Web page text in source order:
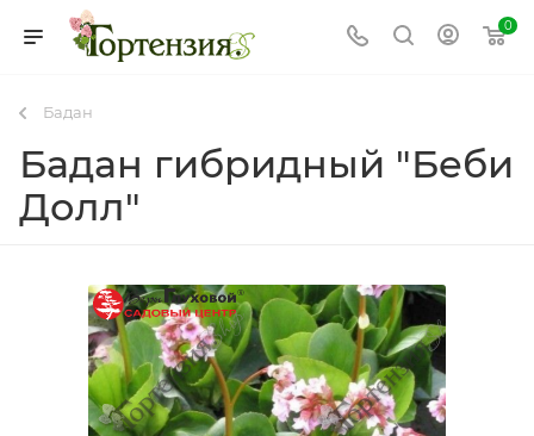
0
Бадан
Бадан гибридный "Беби
Долл"